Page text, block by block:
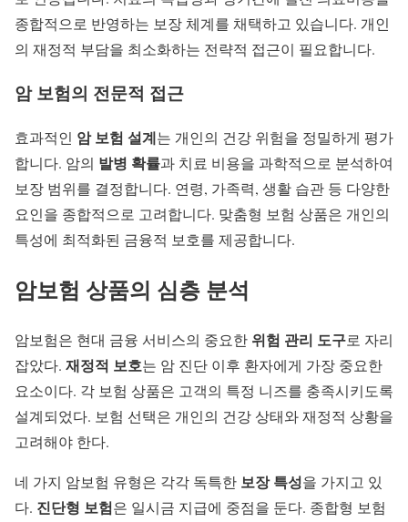
종합적으로 반영하는 보장 체계를 채택하고 있습니다. 개인
의 재정적 부담을 최소화하는 전략적 접근이 필요합니다.
암 보험의 전문적 접근
효과적인 암 보험 설계는 개인의 건강 위험을 정밀하게 평가
합니다. 암의 발병 확률과 치료 비용을 과학적으로 분석하여
보장 범위를 결정합니다. 연령, 가족력, 생활 습관 등 다양한
요인을 종합적으로 고려합니다. 맞춤형 보험 상품은 개인의
특성에 최적화된 금융적 보호를 제공합니다.
암보험 상품의 심층 분석
암보험은 현대 금융 서비스의 중요한 위험 관리 도구로 자리
잡았다. 재정적 보호는 암 진단 이후 환자에게 가장 중요한
요소이다. 각 보험 상품은 고객의 특정 니즈를 충족시키도록
설계되었다. 보험 선택은 개인의 건강 상태와 재정적 상황을
고려해야 한다.
네 가지 암보험 유형은 각각 독특한 보장 특성을 가지고 있
다. 진단형 보험은 일시금 지급에 중점을 둔다. 종합형 보험